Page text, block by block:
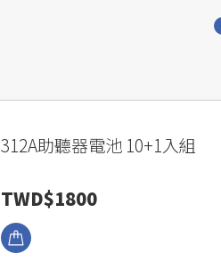
312A助聽器電池 10+1入組
TWD$1800